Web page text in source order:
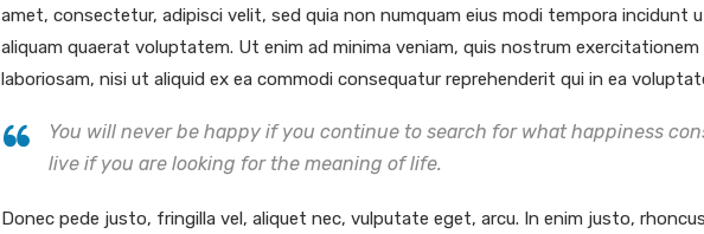
amet, consectetur, adipisci velit, sed quia non numquam eius modi tempora incidunt
aliquam quaerat voluptatem. Ut enim ad minima veniam, quis nostrum
laboriosam, nisi ut aliquid ex ea commodi consequatur reprehenderit qui in ea
You will never be happy if you continue to search for what happiness
live if you are looking for the meaning of life.
Donec pede justo, fringilla vel, aliquet nec, vulputate eget, arcu. In enim justo,